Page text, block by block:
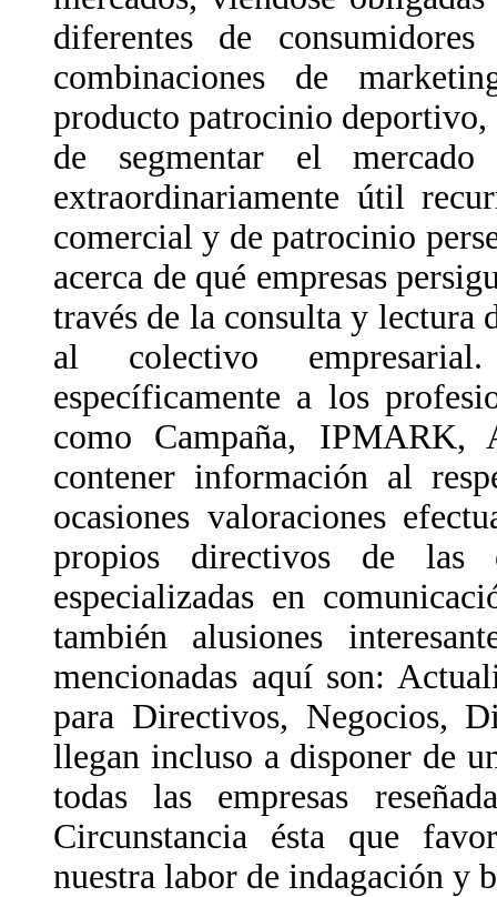
diferentes de
combinaciones de
producto patrocinio
de segmentar el
extraordinariamente útil
comercial y de patrocinio
acerca de qué empresas
través de la consulta y lectura
al colectivo empresarial.
específicamente a los
como Campaña, IPMARK,
contener información al
ocasiones valoraciones
propios directivos de las
especializadas en
también alusiones
mencionadas aquí son:
para Directivos, Negocios,
llegan incluso a disponer de
todas las empresas
Circunstancia ésta que
nuestra labor de indagación y